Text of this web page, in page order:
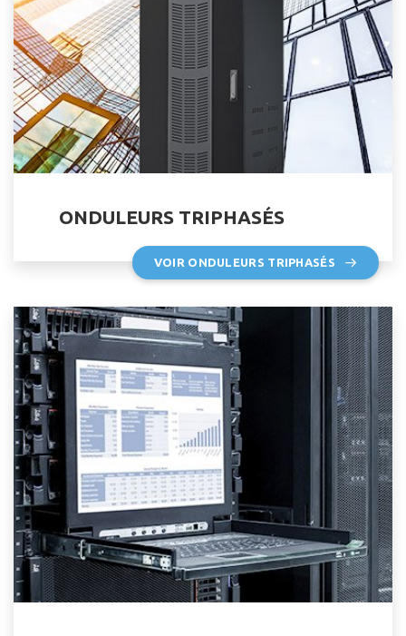
ONDULEURS TRIPHASÉS
VOIR ONDULEURS TRIPHASÉS